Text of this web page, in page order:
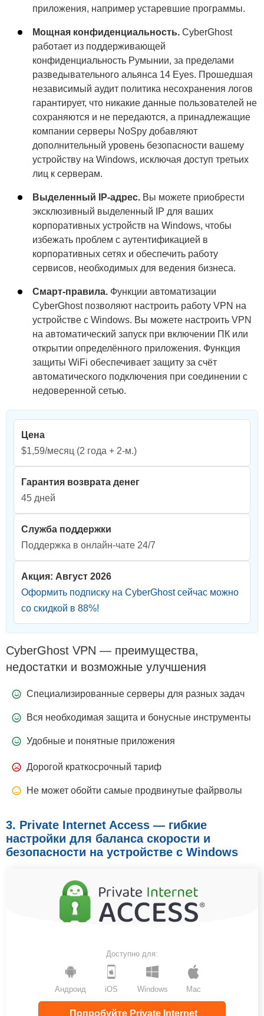
приложения, например устаревшие программы.
Мощная конфиденциальность. CyberGhost
работает из поддерживающей
конфиденциальность Румынии, за пределами
разведывательного альянса 14 Eyes. Прошедшая
независимый аудит политика несохранения логов
гарантирует, что никакие данные пользователей не
сохраняются и не передаются, а принадлежащие
компании серверы NoSpy добавляют
дополнительный уровень безопасности вашему
устройству на Windows, исключая доступ третьих
лиц к серверам.
Выделенный IP-адрес. Вы можете приобрести
эксклюзивный выделенный IP для ваших
корпоративных устройств на Windows, чтобы
избежать проблем с аутентификацией в
корпоративных сетях и обеспечить работу
сервисов, необходимых для ведения бизнеса.
Смарт-правила. Функции автоматизации
CyberGhost позволяют настроить работу VPN на
устройстве с Windows. Вы можете настроить VPN
на автоматический запуск при включении ПК или
открытии определённого приложения. Функция
защиты WiFi обеспечивает защиту за счёт
автоматического подключения при соединении с
недоверенной сетью.
Цена
$1,59/месяц (2 года + 2-м.)
Гарантия возврата денег
45 дней
Служба поддержки
Поддержка в онлайн-чате 24/7
Акция: Август 2026
Оформить подписку на CyberGhost сейчас можно
со скидкой в 88%!
CyberGhost VPN — преимущества,
недостатки и возможные улучшения
Специализированные серверы для разных задач
Вся необходимая защита и бонусные инструменты
Удобные и понятные приложения
Дорогой краткосрочный тариф
Не может обойти самые продвинутые файрволы
3. Private Internet Access — гибкие
настройки для баланса скорости и
безопасности на устройстве с Windows
Доступно для:
Windows Mac
Андроид iOS
Попробуйте Private Internet